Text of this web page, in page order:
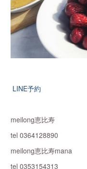
LINE予約
meilong恵比寿
tel 0364128890
meilong恵比寿mana
tel 0353154313